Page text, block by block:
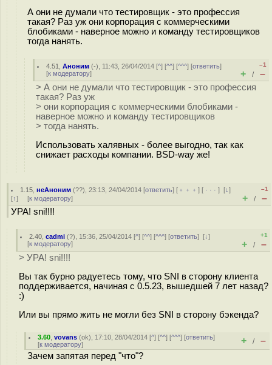
А они не думали что тестировщик - это профессия
такая? Раз уж они корпорация с коммерческими
блобиками - наверное можно и команду тестировщиков
тогда нанять.
4.51 ,Аноним (-), 11:43, 26/04/2014 [^] [^^] [^^^] [ответить]
[к модератору]
–1
+ / –
> А они не думали что тестировщик - это профессия
такая? Раз уж
> они корпорация с коммерческими блобиками -
наверное можно и команду тестировщиков
> тогда нанять.
Использовать халявных - более выгодно, так как
снижает расходы компании. BSD-way же!
1.15 ,неАноним (??), 23:13, 24/04/2014 [ответить] [ ﹢﹢﹢] [ · · ·][↓]
[↑] [к модератору]
–1
+ / –
УРА! sni!!!!
2.40 ,cadmi (?), 15:36, 25/04/2014 [^] [^^] [^^^] [ответить][↓]
[к модератору]
+1
+ / –
> УРА! sni!!!!
Вы так бурно радуетесь тому, что SNI в сторону клиента
поддерживается, начиная с 0.5.23, вышедшей 7 лет назад?
:)
Или вы прямо жить не могли без SNI в сторону бэкенда?
3.60 ,vovans (ok), 17:10, 28/04/2014 [^] [^^] [^^^] [ответить]
[к модератору] + / –
Зачем запятая перед "что"?